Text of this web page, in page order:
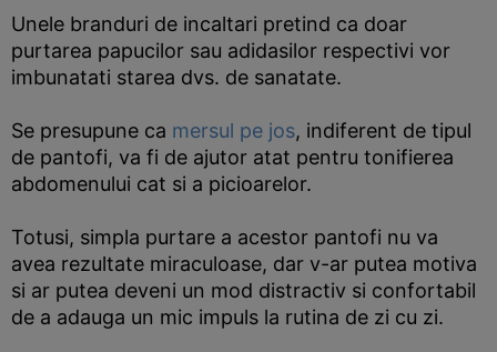
Unele branduri de incaltari pretind ca doar
purtarea papucilor sau adidasilor respectivi vor
imbunatati starea dvs. de sanatate.
Se presupune ca mersul pe jos, indiferent de tipul
de pantofi, va fi de ajutor atat pentru tonifierea
abdomenului cat si a picioarelor.
Totusi, simpla purtare a acestor pantofi nu va
avea rezultate miraculoase, dar v-ar putea motiva
si ar putea deveni un mod distractiv si confortabil
de a adauga un mic impuls la rutina de zi cu zi.